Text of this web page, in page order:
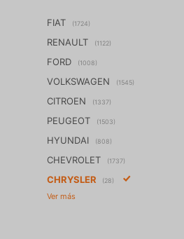
FIAT (1724)
RENAULT (1122)
FORD (1008)
VOLKSWAGEN (1545)
CITROEN (1337)
PEUGEOT (1503)
HYUNDAI (808)
CHEVROLET (1737)
CHRYSLER (28)